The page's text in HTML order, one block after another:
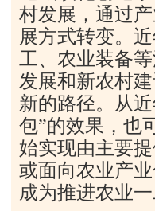
村发展，通过
展方式转变。
工、农业装备
发展和新农村
新的路径。从
包”的效果，也
始实现由主要
或面向农业产
成为推进农业